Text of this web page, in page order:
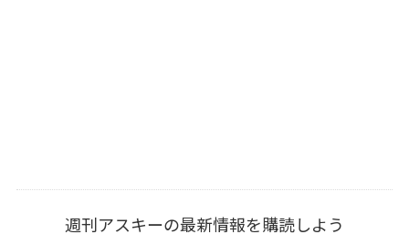
週刊アスキーの最新情報を購読しよう